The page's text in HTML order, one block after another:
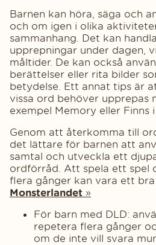
Barnen kan höra, säga och
och om igen i olika
sammanhang. Det kan
upprepningar under dagen,
måltider. De kan också
berättelser eller rita bilder
betydelse. Ett annat tips är
vissa ord behöver upprepas
exempel Memory eller Finns i
Genom att återkomma till
det lättare för barnen att
samtal och utveckla ett
ordförråd. Att spela ett spel
flera gånger kan vara ett bra
Monsterlandet »
För barn med DLD:
repetera flera gånger
om de inte vill svara